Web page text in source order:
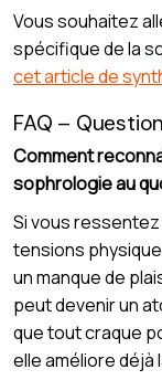
Vous souhaitez
spécifique de la
cet article de
FAQ –
Comment
sophrologie au
Si vous ressentez
tensions
un manque de
peut devenir un
que tout craque
elle améliore déjà